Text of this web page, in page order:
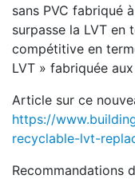
sans PVC fabriqué
surpasse la LVT en
compétitive en
LVT » fabriquée
Article sur ce
https://
recyclable-lvt-
Recommandations